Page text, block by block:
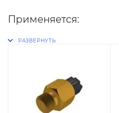
Применяется: